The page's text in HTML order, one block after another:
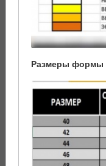
Размеры